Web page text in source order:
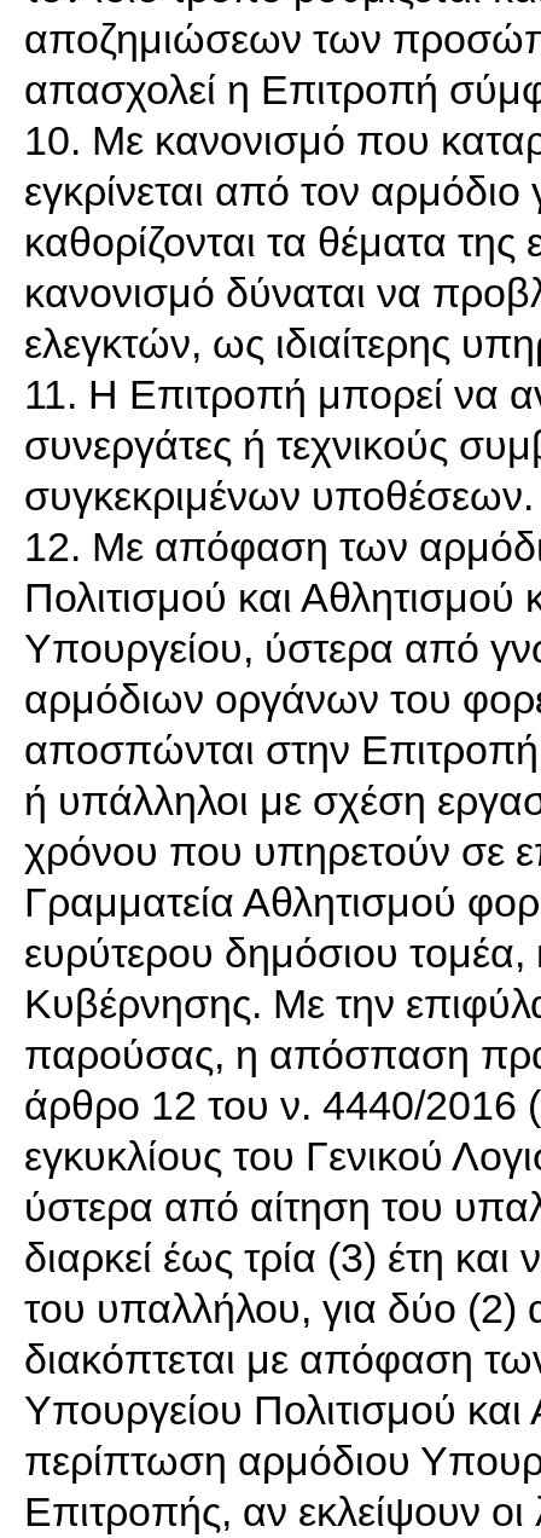
αποζημιώσεων των
απασχολεί η Επιτροπή
10. Με κανονισμό που
εγκρίνεται από τον
καθορίζονται τα θέματα της
κανονισμό δύναται να
ελεγκτών, ως ιδιαίτερης
11. Η Επιτροπή μπορεί να
συνεργάτες ή τεχνικούς
συγκεκριμένων υποθέσεων.
12. Με απόφαση των
Πολιτισμού και
Υπουργείου, ύστερα από
αρμόδιων οργάνων του
αποσπώνται στην Επιτροπή
ή υπάλληλοι με σχέση
χρόνου που υπηρετούν σε
Γραμματεία Αθλητισμού
ευρύτερου δημόσιου τομέα,
Κυβέρνησης. Με την
παρούσας, η απόσπαση
άρθρο 12 του ν. 4440/2016
εγκυκλίους του Γενικού
ύστερα από αίτηση του
διαρκεί έως τρία (3) έτη
του υπαλλήλου, για δύο (2)
διακόπτεται με απόφαση
Υπουργείου Πολιτισμού και
περίπτωση αρμόδιου
Επιτροπής, αν εκλείψουν